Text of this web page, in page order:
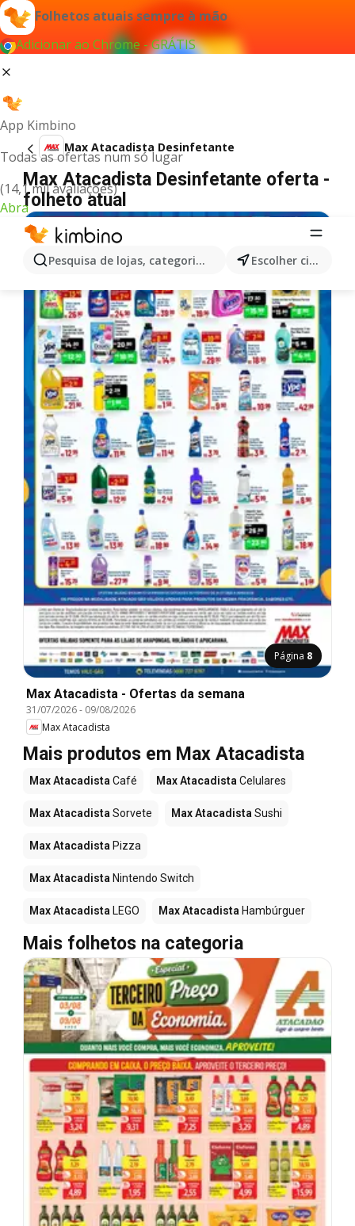
Folhetos atuais sempre à mão
Adicionar ao Chrome - GRÁTIS
App Kimbino
Todas as ofertas num só lugar
(14,1 mil avaliações)
Abra
Pesquisa de lojas, categorias,produtos... Escolher cidade
Max Atacadista Desinfetante
Max Atacadista Desinfetante oferta -
folheto atual
Página 8
Max Atacadista - Ofertas da semana
31/07/2026- 09/08/2026
Max Atacadista
Mais produtos em Max Atacadista
Max AtacadistaCafé Max AtacadistaCelulares
Max AtacadistaSorvete Max AtacadistaSushi
Max Atacadista Pizza
Max Atacadista Nintendo Switch
Max Atacadista LEGO Max Atacadista Hambúrguer
Mais folhetos na categoria